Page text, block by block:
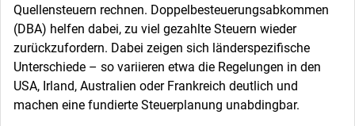
Quellensteuern rechnen. Doppelbesteuerungsabkommen
(DBA) helfen dabei, zu viel gezahlte Steuern wieder
zurückzufordern. Dabei zeigen sich länderspezifische
Unterschiede – so variieren etwa die Regelungen in den
USA, Irland, Australien oder Frankreich deutlich und
machen eine fundierte Steuerplanung unabdingbar.